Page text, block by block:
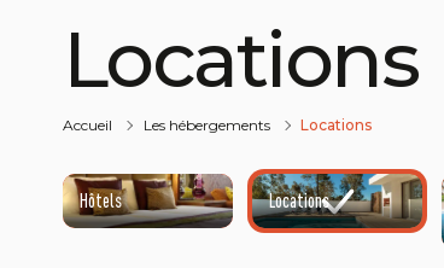
Locations
Accueil Les hébergements Locations
Hôtels Locations